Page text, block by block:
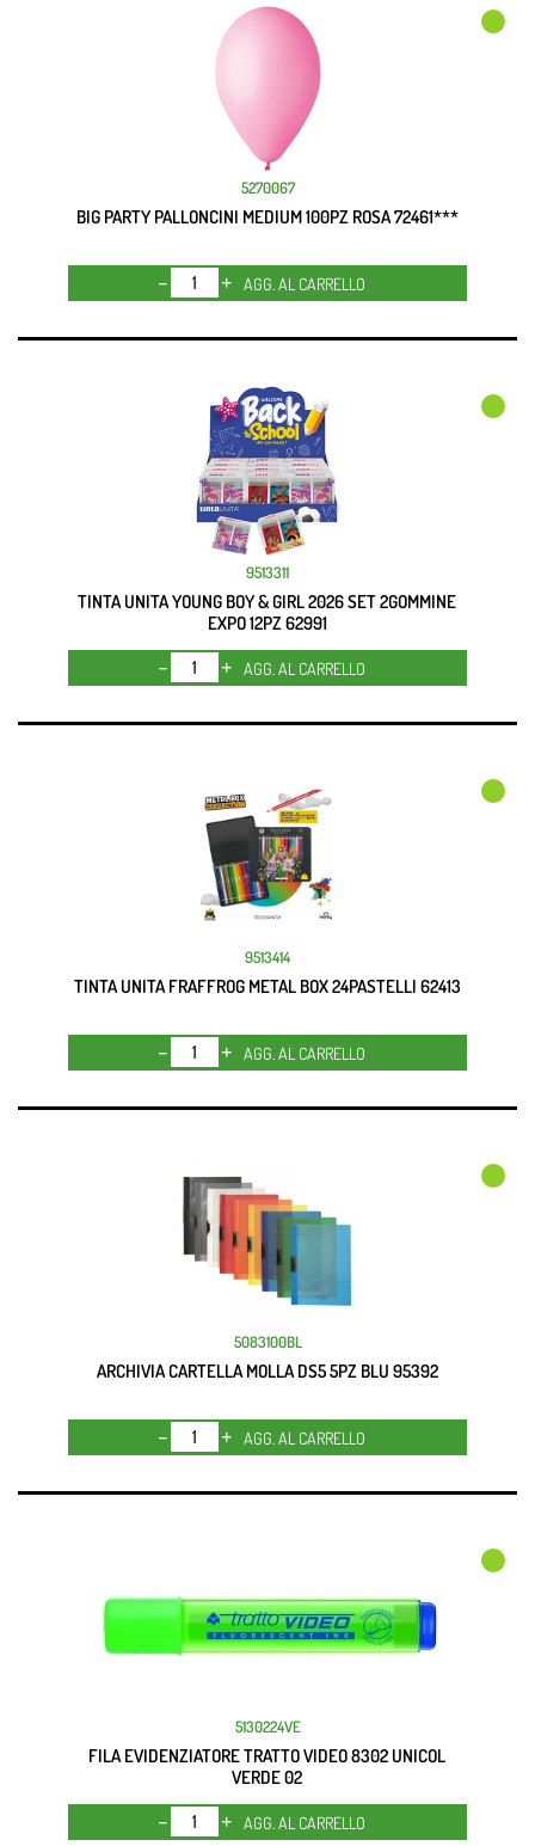
5270067
BIG PARTY PALLONCINI MEDIUM 100PZ ROSA 72461***
Quantità
AGG. AL CARRELLO
9513311
TINTA UNITA YOUNG BOY & GIRL 2026 SET 2GOMMINE
EXPO 12PZ 62991
Quantità
AGG. AL CARRELLO
9513414
TINTA UNITA FRAFFROG METAL BOX 24PASTELLI 62413
Quantità
AGG. AL CARRELLO
5083100BL
ARCHIVIA CARTELLA MOLLA DS5 5PZ BLU 95392
Quantità
AGG. AL CARRELLO
5130224VE
FILA EVIDENZIATORE TRATTO VIDEO 8302 UNICOL
VERDE 02
Quantità
AGG. AL CARRELLO